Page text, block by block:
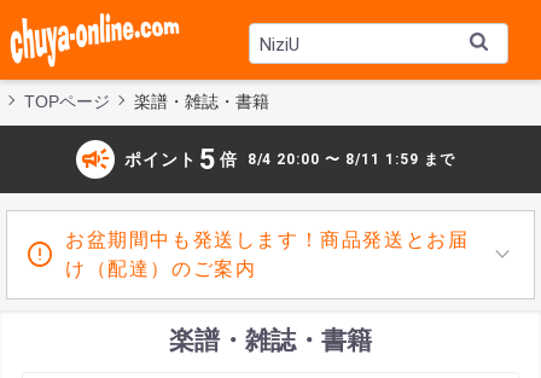
TOPページ 楽譜・雑誌・書籍
campaign ポイント 5 倍 8/4 20:00 〜 8/11 1:59 まで
お盆期間中も発送します！商品発送とお届
け（配達）のご案内
楽譜・雑誌・書籍